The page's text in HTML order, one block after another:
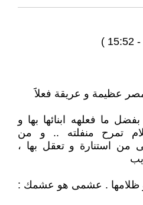
عظيمة و عريقة فعلاََ
ما فعلهه ابنائها بها و
تمرح منفلته .. و من
من استنارة و تعقل بها ،
ظلامها . عشمى هو عشمك :